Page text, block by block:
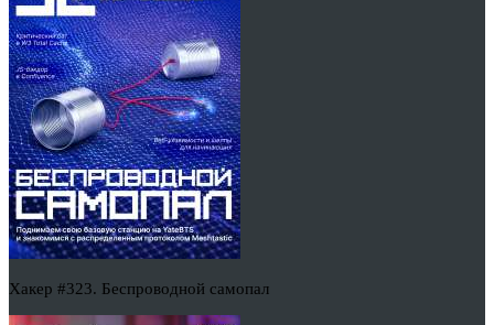
Хакер #323. Беспроводной самопал